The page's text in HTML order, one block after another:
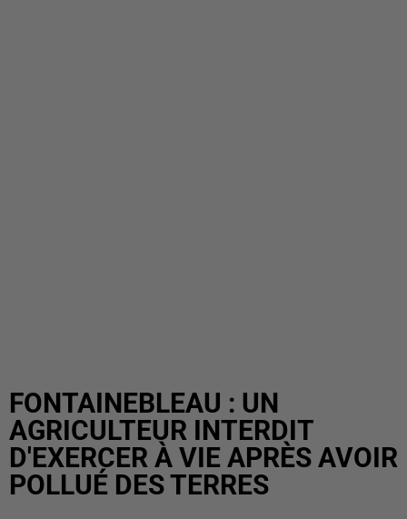
FONTAINEBLEAU : UN
AGRICULTEUR INTERDIT
D'EXERCER À VIE APRÈS AVOIR
POLLUÉ DES TERRES